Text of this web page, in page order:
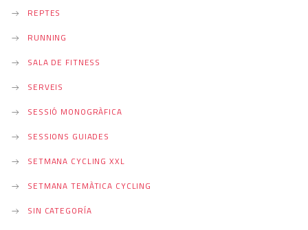
REPTES
RUNNING
SALA DE FITNESS
SERVEIS
SESSIÓ MONOGRÀFICA
SESSIONS GUIADES
SETMANA CYCLING XXL
SETMANA TEMÀTICA CYCLING
SIN CATEGORÍA